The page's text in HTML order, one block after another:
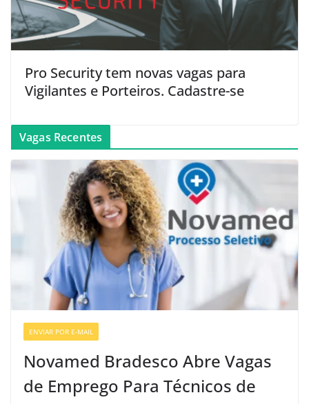
Pro Security tem novas vagas para
Vigilantes e Porteiros. Cadastre-se
Vagas Recentes
ENVIAR POR E-MAIL
Novamed Bradesco Abre Vagas
de Emprego Para Técnicos de